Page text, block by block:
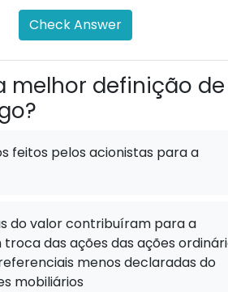
Check Answer
melhor definição de
feitos pelos acionistas para a
do valor contribuíram para a
das ações das ações
menos declaradas do
mobiliários